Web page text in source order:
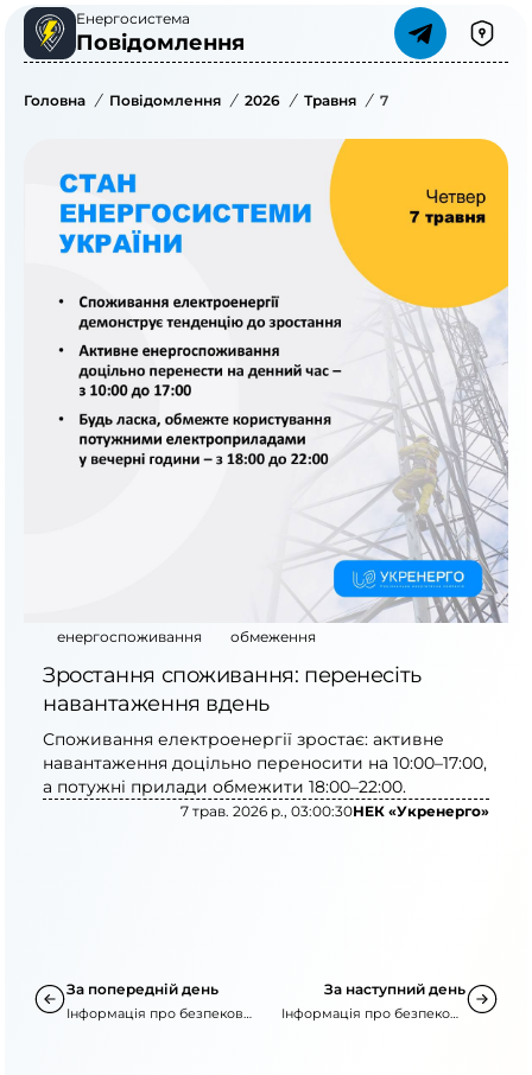
Енергосистема
Повідомлення
Головна / Повідомлення / 2026 / Травня / 7
енергоспоживання обмеження
Зростання споживання: перенесіть
навантаження вдень
Споживання електроенергії зростає: активне
навантаження доцільно переносити на 10:00–17:00,
а потужні прилади обмежити 18:00–22:00.
7 трав. 2026 р., 03:00:30НЕК «Укренерго»
За попередній день
Інформація про безпекову
За наступний день
Інформація про безпекову